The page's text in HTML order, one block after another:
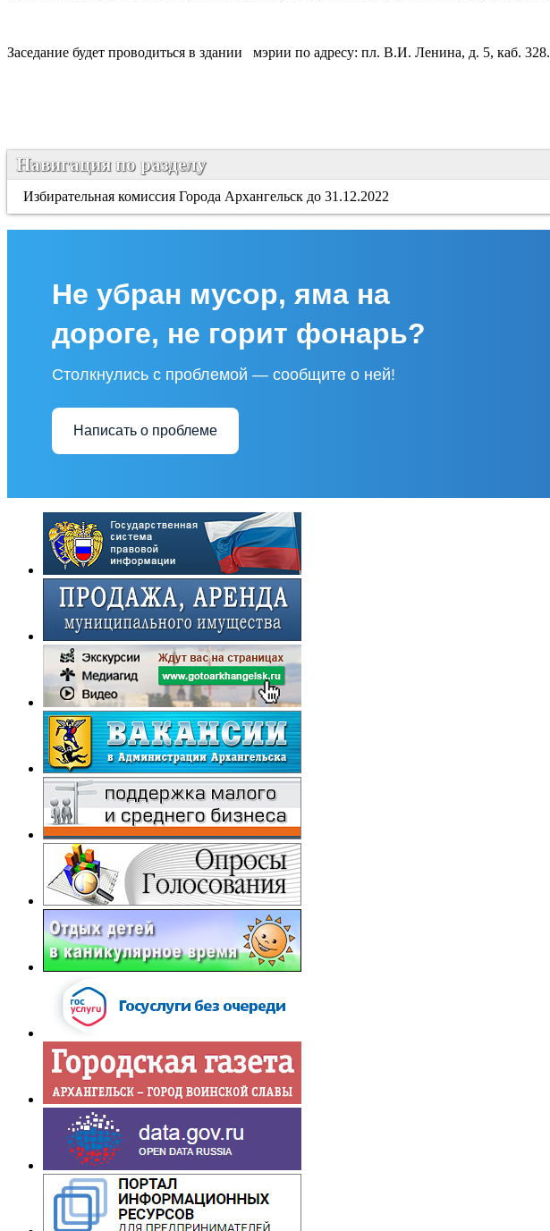
Заседание будет проводиться в здании мэрии по адресу: пл. В.И. Ленина, д. 5, каб. 328.
Навигация по разделу
Избирательная комиссия Города Архангельск до 31.12.2022
Не убран мусор, яма на
дороге, не горит фонарь?
Столкнулись с проблемой — сообщите о ней!
Написать о проблеме